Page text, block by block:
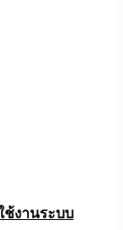
ช้งานระบบ